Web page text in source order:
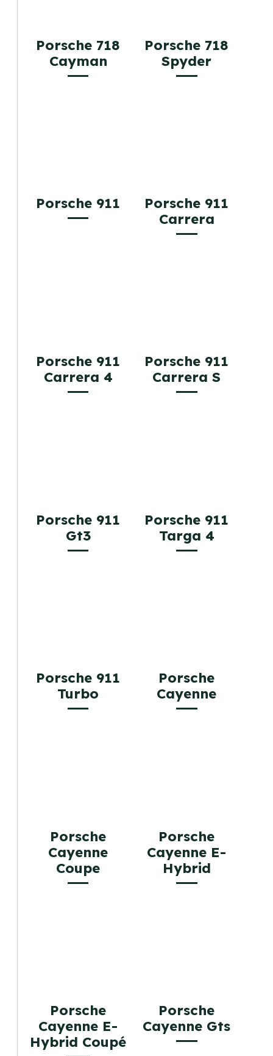
Porsche 718
Cayman
Porsche 718
Spyder
Porsche 911
Porsche 911
Carrera
Porsche 911
Carrera 4
Porsche 911
Carrera S
Porsche 911
Gt3
Porsche 911
Targa 4
Porsche 911
Turbo
Porsche
Cayenne
Porsche
Cayenne
Coupe
Porsche
Cayenne E-
Hybrid
Porsche
Cayenne E-
Hybrid Coupé
Porsche
Cayenne Gts